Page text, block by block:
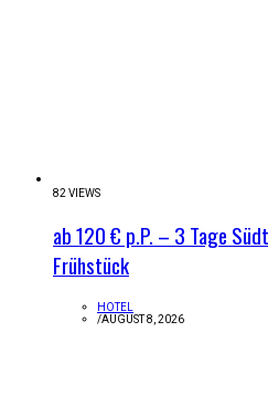
82 VIEWS
ab 120 € p.P. – 3 Tage
Frühstück
HOTEL
/AUGUST 8, 2026